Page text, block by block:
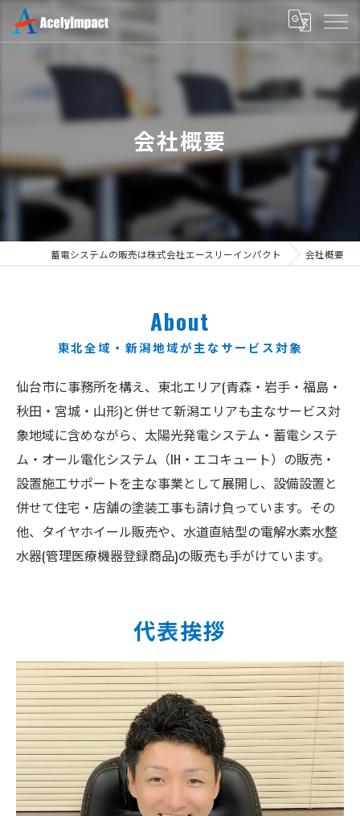
会社概要
蓄電システムの販売は株式会社エースリーインパクト 会社概要
東北全域・新潟地域が主なサービス対象
About
仙台市に事務所を構え、東北エリア(青森・岩手・福島・
秋田・宮城・山形)と併せて新潟エリアも主なサービス対
象地域に含めながら、太陽光発電システム・蓄電システ
ム・オール電化システム（IH・エコキュート）の販売・
設置施工サポートを主な事業として展開し、設備設置と
併せて住宅・店舗の塗装工事も請け負っています。その
他、タイヤホイール販売や、水道直結型の電解水素水整
水器(管理医療機器登録商品)の販売も手がけています。
代表挨拶